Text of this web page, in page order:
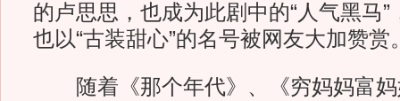
的卢思思，也成为此剧中的“人气黑马
也以“古装甜心”的名号被网友大加赞赏
随着《那个年代》、《穷妈妈富妈